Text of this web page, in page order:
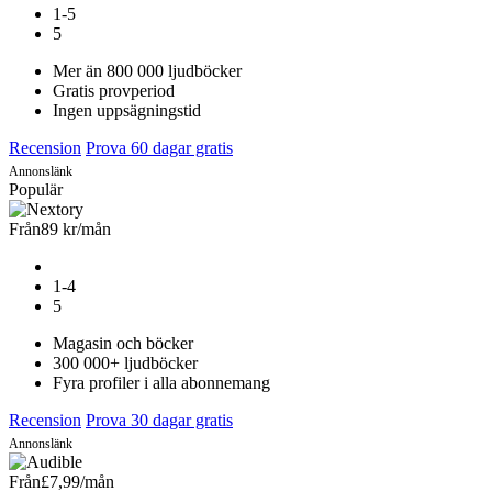
1-5
5
Mer än 800 000 ljudböcker
Gratis provperiod
Ingen uppsägningstid
Recension Prova 60 dagar gratis
Annonslänk
Populär
Från89 kr/mån
1-4
5
Magasin och böcker
300 000+ ljudböcker
Fyra profiler i alla abonnemang
Recension Prova 30 dagar gratis
Annonslänk
Från£7,99/mån